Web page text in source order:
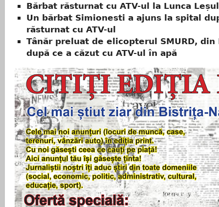
Bărbat răsturnat cu ATV-ul la Lunca
Un bărbat Simionesti a ajuns la spital
răsturnat cu ATV-ul
Tânăr preluat de elicopterul SMURD, din
după ce a căzut cu ATV-ul în apă